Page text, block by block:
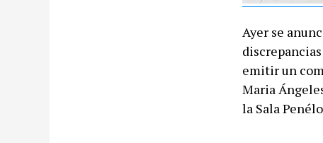
Ayer se
emitir un
Maria
la Sala